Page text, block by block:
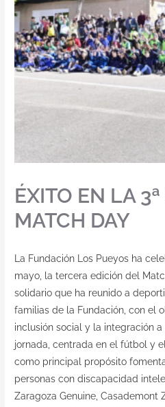
ÉXITO EN LA
MATCH DAY
La Fundación Los Pueyos ha
mayo, la tercera edición del
solidario que ha reunido a
familias de la Fundación, con el
inclusión social y la integración
jornada, centrada en el fútbol y
como principal propósito
personas con discapacidad
Zaragoza Genuine, Casademont